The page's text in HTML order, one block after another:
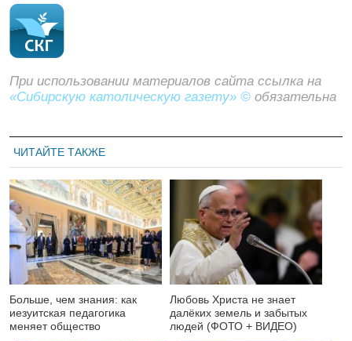
При использовании материалов сайта ссылка на
«Сибирскую католическую газету» © обязательна
ЧИТАЙТЕ ТАКЖЕ
Больше, чем знания: как
иезуитская педагогика
меняет общество
Любовь Христа не знает
далёких земель и забытых
людей (ФОТО + ВИДЕО)